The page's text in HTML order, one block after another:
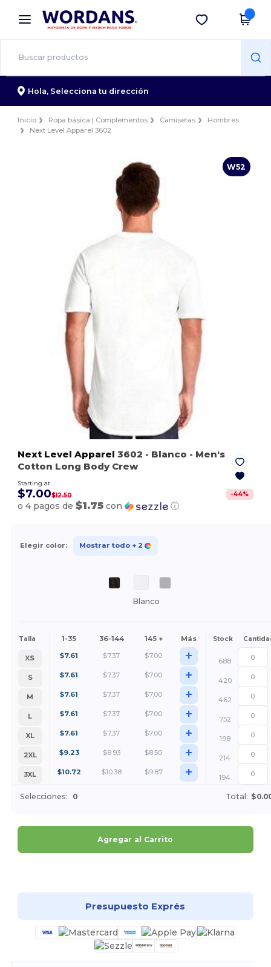
× App de Wordans
¡Mejores precios en app!
Descargar app
Hola, Selecciona tu dirección
Inicio Ropa básica | Complementos Camisetas
Hombres
Next Level Apparel 3602
W52
Next Level Apparel 3602 - Blanco - Men's
Cotton Long Body Crew
Starting at
$7.00$12.50 -44%
o 4 pagos de$1.75 con ⓘ
Elegir color: Mostrar todo + 2
Blanco
Talla 1-35 36-144 145 + Más Stock
XS $7.61 $7.37 $7.00 +
688
S
$7.61 $7.37 $7.00 +
420
M
$7.61 $7.37 $7.00 +
462
L
$7.61 $7.37 $7.00 +
752
XL
$7.61 $7.37 $7.00 +
198
2XL
$9.23 $8.93 $8.50 +
214
3XL
$10.72 $10.38 $9.87 + 194
Selecciones: 0 Total:
Agregar al Carrito
Presupuesto Exprés